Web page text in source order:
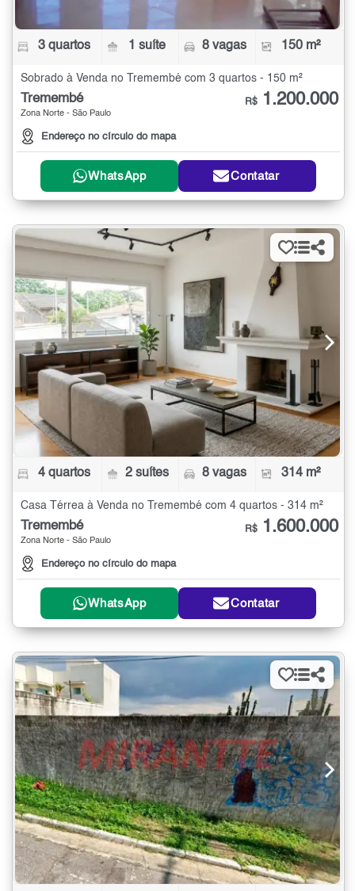
3 quartos 1 suíte 8 vagas 150 m²
Sobrado à Venda no Tremembé com 3 quartos - 150 m²
Tremembé
Zona Norte - São Paulo
Endereço no círculo do mapa
R$ 1.200.000
WhatsApp Contatar
4 quartos 2 suítes 8 vagas 314 m²
Casa Térrea à Venda no Tremembé com 4 quartos - 314 m²
Tremembé
Zona Norte - São Paulo
Endereço no círculo do mapa
R$ 1.600.000
WhatsApp Contatar